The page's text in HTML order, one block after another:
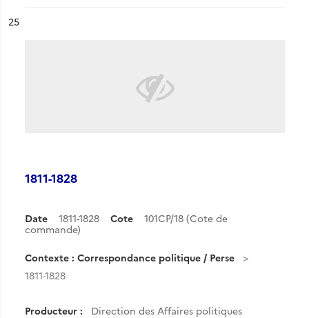
n°
25
1811-1828
Date 1811-1828 Cote
101CP/18 (Cote de
commande)
Contexte : Correspondance politique / Perse
1811-1828
Producteur : Direction des Affaires politiques